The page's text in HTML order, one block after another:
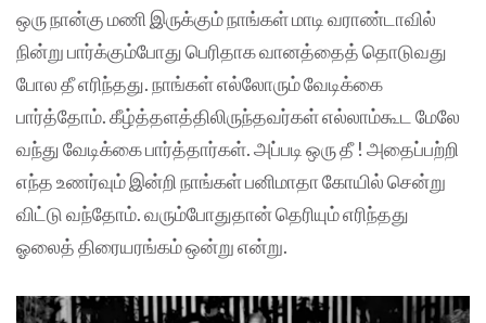
ஒரு நான்கு மணி இருக்கும் நாங்கள் மாடி வராண்டாவில்
நின்று பார்க்கும்போது பெரிதாக வானத்தைத் தொடுவது
போல தீ எரிந்தது. நாங்கள் எல்லோரும் வேடிக்கை
பார்த்தோம். கீழ்த்தளத்திலிருந்தவர்கள் எல்லாம்கூட மேலே
வந்து வேடிக்கை பார்த்தார்கள். அப்படி ஒரு தீ ! அதைப்பற்றி
எந்த உணர்வும் இன்றி நாங்கள் பனிமாதா கோயில் சென்று
விட்டு வந்தோம். வரும்போதுதான் தெரியும் எரிந்தது
ஓலைத் திரையரங்கம் ஒன்று என்று.